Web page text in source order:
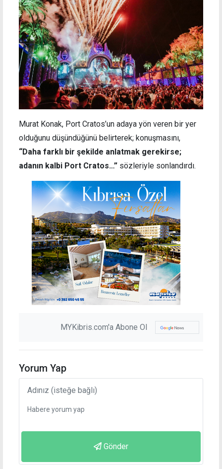
Murat Konak, Port Cratos’un adaya yön veren bir yer
olduğunu düşündüğünü belirterek; konuşmasını,
“Daha farklı bir şekilde anlatmak gerekirse;
adanın kalbi Port Cratos…” sözleriyle sonlandırdı.
MYKibris.com'a Abone Ol
Yorum Yap
Gönder